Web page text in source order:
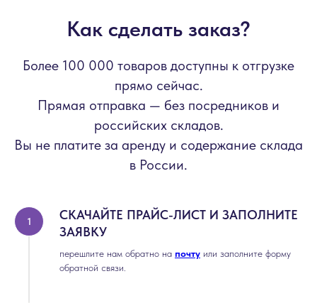
Как сделать заказ?
Более 100 000 товаров доступны к отгрузке
прямо сейчас.
Прямая отправка — без посредников и
российских складов.
Вы не платите за аренду и содержание склада
в России.
СКАЧАЙТЕ ПРАЙС-ЛИСТ И ЗАПОЛНИТЕ
ЗАЯВКУ
перешлите нам обратно на почту или заполните форму
обратной связи.